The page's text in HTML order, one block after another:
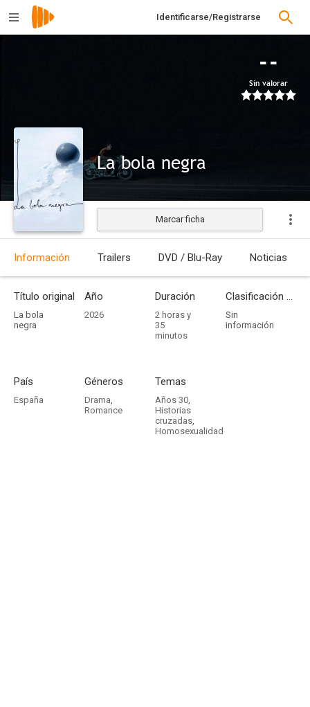
Identificarse/Registrarse
--
Sin valorar
La bola negra
Estrenada
Marcar ficha
Información Trailers DVD / Blu-Ray Noticias
Título original
La bola
negra
Año
2026
Duración
2 horas y
35
minutos
Clasificación por edades
Sin
información
País
España
Géneros
Drama,
Romance
Temas
Años 30,
Historias
cruzadas,
Homosexualidad